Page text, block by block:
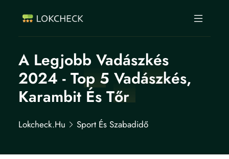
A Legjobb Vadászkés
2024 - Top 5 Vadászkés,
Karambit És Tőr
Lokcheck.hu Sport És Szabadidő